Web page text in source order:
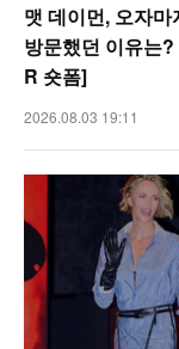
맷 데이먼, 오자마
방문했던 이유는
R 숏폼]
2026.08.03 19:11